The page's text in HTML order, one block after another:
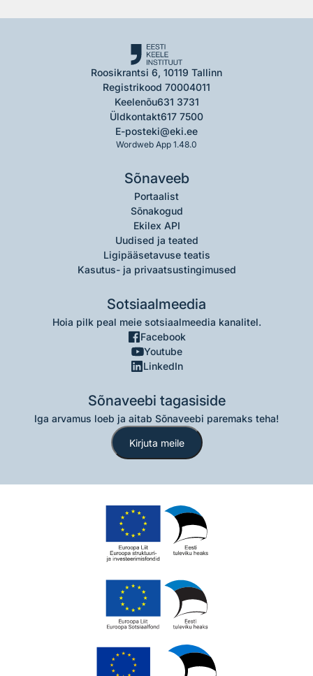
Roosikrantsi 6, 10119 Tallinn
Registrikood 70004011
Keelenõu631 3731
Üldkontakt617 7500
E-posteki@eki.ee
Wordweb App 1.48.0
Sõnaveeb
Portaalist
Sõnakogud
Ekilex API
Uudised ja teated
Ligipääsetavuse teatis
Kasutus- ja privaatsustingimused
Sotsiaalmeedia
Hoia pilk peal meie sotsiaalmeedia kanalitel.
Facebook
Youtube
LinkedIn
Sõnaveebi tagasiside
Iga arvamus loeb ja aitab Sõnaveebi paremaks teha!
Kirjuta meile